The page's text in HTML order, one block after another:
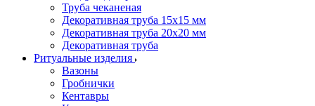
Труба чеканеная
Декоративная труба 15х15 мм
Декоративная труба 20х20 мм
Декоративная труба
Ритуальные изделия
Вазоны
Гробнички
Кентавры